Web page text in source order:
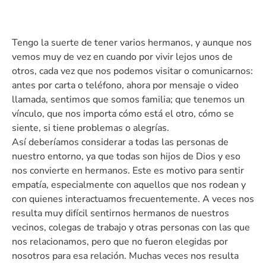
Tengo la suerte de tener varios hermanos, y aunque nos
vemos muy de vez en cuando por vivir lejos unos de
otros, cada vez que nos podemos visitar o comunicarnos:
antes por carta o teléfono, ahora por mensaje o video
llamada, sentimos que somos familia; que tenemos un
vínculo, que nos importa cómo está el otro, cómo se
siente, si tiene problemas o alegrías.
Así deberíamos considerar a todas las personas de
nuestro entorno, ya que todas son hijos de Dios y eso
nos convierte en hermanos. Este es motivo para sentir
empatía, especialmente con aquellos que nos rodean y
con quienes interactuamos frecuentemente. A veces nos
resulta muy difícil sentirnos hermanos de nuestros
vecinos, colegas de trabajo y otras personas con las que
nos relacionamos, pero que no fueron elegidas por
nosotros para esa relación. Muchas veces nos resulta